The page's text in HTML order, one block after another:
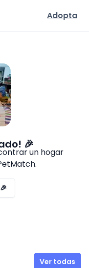
Adopta
🎉
un hogar
Ver todas